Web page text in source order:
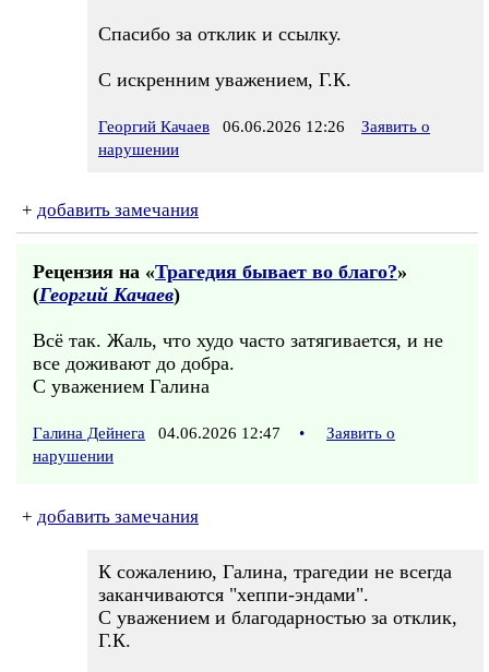
Спасибо за отклик и ссылку.
С искренним уважением, Г.К.
Георгий Качаев 06.06.2026 12:26
Заявить о
нарушении
+ добавить замечания
Рецензия на «Трагедия бывает во благо?»
(Георгий Качаев)
Всё так. Жаль, что худо часто затягивается, и не
все доживают до добра.
С уважением Галина
Галина Дейнега 04.06.2026 12:47 •
Заявить о
нарушении
+ добавить замечания
К сожалению, Галина, трагедии не всегда
заканчиваются "хеппи-эндами".
С уважением и благодарностью за отклик,
Г.К.